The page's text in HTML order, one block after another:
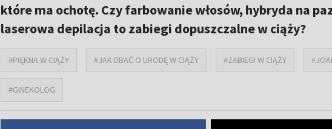
które ma ochotę. Czy farbowanie włosów, hybryda na
laserowa depilacja to zabiegi dopuszczalne w ciąży?
#PIĘKNA W CIĄŻY #JAK DBAĆ O URODĘ W CIĄŻY #ZABIEGI W CIĄŻY
#GINEKOLOG